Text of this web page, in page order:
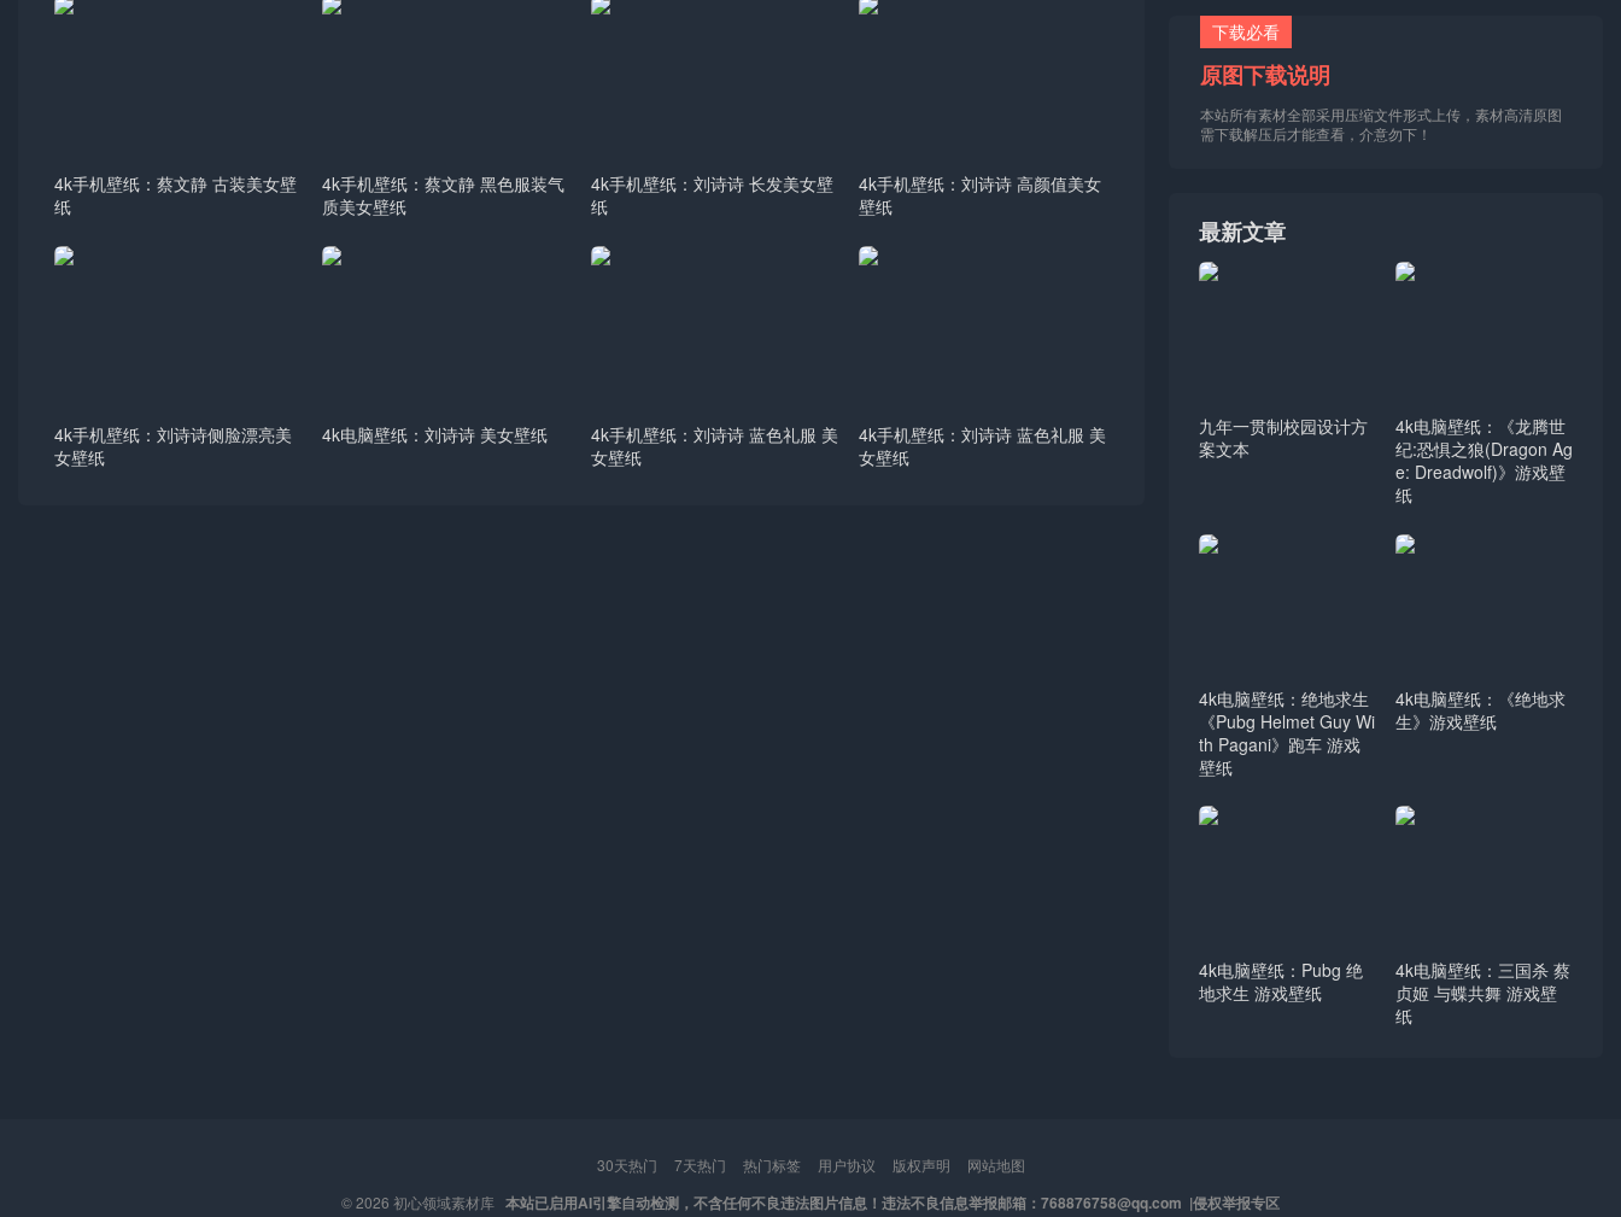
4k手机壁纸：蔡文静 古装美女壁
纸
4k手机壁纸：蔡文静 黑色服装气
质美女壁纸
4k手机壁纸：刘诗诗 长发美女壁
纸
4k手机壁纸：刘诗诗 高颜值美女
壁纸
4k手机壁纸：刘诗诗侧脸漂亮美
女壁纸
4k电脑壁纸：刘诗诗 美女壁纸
4k手机壁纸：刘诗诗 蓝色礼服 美
女壁纸
4k手机壁纸：刘诗诗 蓝色礼服 美
女壁纸
下载必看
原图下载说明
本站所有素材全部采用压缩文件形式上传，素材高清原图
需下载解压后才能查看，介意勿下！
最新文章
九年一贯制校园设计方
案文本
4k电脑壁纸：《龙腾世
纪:恐惧之狼(Dragon Ag
e: Dreadwolf)》游戏壁
纸
4k电脑壁纸：绝地求生
《Pubg Helmet Guy Wi
th Pagani》跑车 游戏
壁纸
4k电脑壁纸：《绝地求
生》游戏壁纸
4k电脑壁纸：Pubg 绝
地求生 游戏壁纸
4k电脑壁纸：三国杀 蔡
贞姬 与蝶共舞 游戏壁
纸
30天热门 7天热门 热门标签 用户协议 版权声明
网站地图
© 2026 初心领域素材库 本站已启用AI引擎自动检测，不含任何不良违法图片信息！ 违法不良信息举报邮箱：768876758@qq.com |侵权举报专区